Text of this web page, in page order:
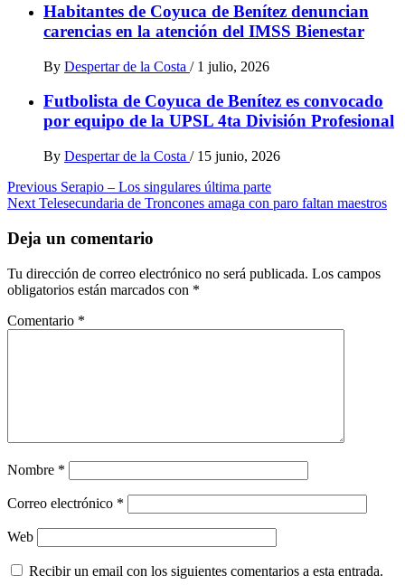
Habitantes de Coyuca de Benítez denuncian
carencias en la atención del IMSS Bienestar
By Despertar de la Costa / 1 julio, 2026
Futbolista de Coyuca de Benítez es convocado
por equipo de la UPSL 4ta División Profesional
By Despertar de la Costa / 15 junio, 2026
Post
navigation
Previous Serapio – Los singulares última parte
Next Telesecundaria de Troncones amaga con paro faltan maestros
Deja un comentario
Tu dirección de correo electrónico no será publicada. Los campos
obligatorios están marcados con *
Comentario *
Nombre *
Correo electrónico *
Web
Recibir un email con los siguientes comentarios a esta entrada.